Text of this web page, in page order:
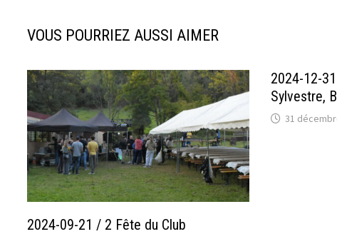
VOUS POURRIEZ AUSSI AIMER
2024-09-21 / 2 Fête du Club
2024-12-
Sylvestre,
31